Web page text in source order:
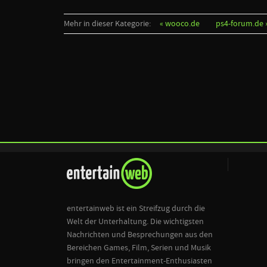
Mehr in dieser Kategorie: « wooco.de ps4-forum.de
entertainweb ist ein Streifzug durch die
Welt der Unterhaltung. Die wichtigsten
Nachrichten und Besprechungen aus den
Bereichen Games, Film, Serien und Musik
bringen den Entertainment-Enthusiasten